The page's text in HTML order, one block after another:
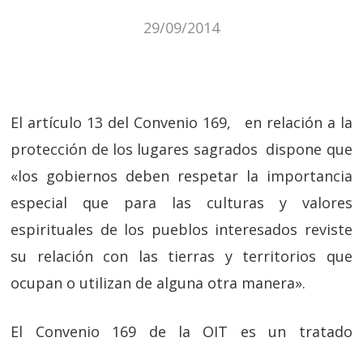
29/09/2014
El artículo 13 del Convenio 169, en relación a la
protección de los lugares sagrados dispone que
«los gobiernos deben respetar la importancia
especial que para las culturas y valores
espirituales de los pueblos interesados reviste
su relación con las tierras y territorios que
ocupan o utilizan de alguna otra manera».
El Convenio 169 de la OIT es un tratado